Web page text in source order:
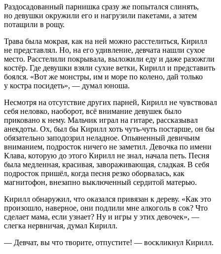
Раздосадованный парнишка сразу же попытался слинять,
но девушки окружили его и нагрузили пакетами, а затем
потащили в рощу.
Трава была мокрая, как на ней можно расстелиться, Кирилл
не представлял. Но, на его удивление, девчата нашли сухое
место. Расстелили покрывала, выложили еду и даже разожгли
костёр. Где девушки взяли сухие ветки, Кирилл и представить
боялся. «Вот же монстры, им и море по колено, дай только
у костра посидеть», — думал юноша.
Несмотря на отсутствие других парней, Кирилл не чувствовал
себя неловко, наоборот, всё внимание девушек было
приковано к нему. Мальчик играл на гитаре, рассказывал
анекдоты. Ох, был бы Кирилл хоть чуть-чуть постарше, он бы
обязательно заподозрил неладное. Опьяненный девичьим
вниманием, подросток ничего не заметил. Девочка по имени
Клава, которую до этого Кирилл не знал, начала петь. Песня
была медленная, красивая, завораживающая, сладкая. В себя
подросток пришёл, когда песня резко оборвалась, как
магнитофон, внезапно выключенный сердитой матерью.
Кирилл обнаружил, что оказался привязан к дереву. «Как это
произошло, наверное, они подлили мне алкоголь в сок? Что
сделает мама, если узнает? Ну и игры у этих девочек», —
слегка нервничая, думал Кирилл.
— Девчат, вы что творите, отпустите! — воскликнул Кирилл.